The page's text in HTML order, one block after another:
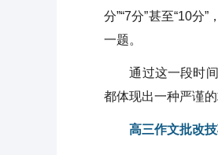
分”“7分”甚至“10
一题。
通过这一段时间
都体现出一种严谨的
高三作文批改